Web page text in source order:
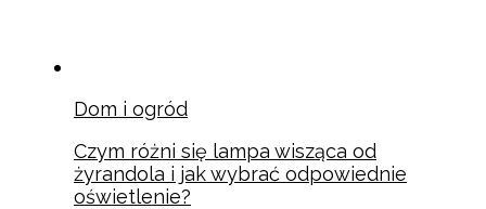
Dom i ogród
Czym różni się lampa wisząca od
żyrandola i jak wybrać odpowiednie
oświetlenie?